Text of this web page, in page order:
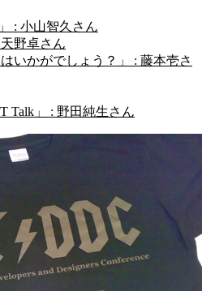
: 小山智久さん
野卓さん
いかがでしょう？」 : 藤本壱さ
Talk」 : 野田純生さん